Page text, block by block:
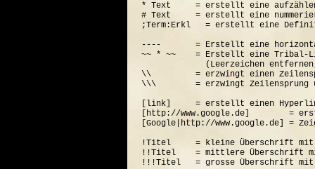
* Text     = erstellt eine
# Text     = erstellt eine
;Term:Erkl   = erstellt eine
----       = Erstellt eine
~~ * ~~    = Erstellt eine Tribal-
(Leerzeichen
\\         = erzwingt einen
\\\        = erzwingt Zeilensprung
[link]     = erstellt einen
[http://www.google.de]        =
[Google|http://www.google.de] =
!Titel     = kleine Überschrift
!!Titel    = mittlere Überschrift
!!!Titel   = grosse Überschrift